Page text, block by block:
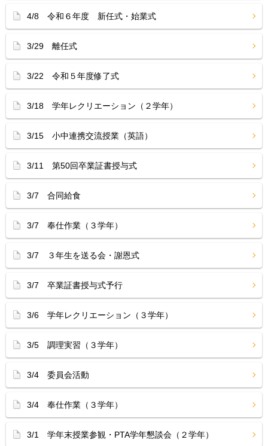
4/8 令和６年度 新任式・始業式
3/29 離任式
3/22 令和５年度修了式
3/18 学年レクリエーション（２学年）
3/15 小中連携交流授業（英語）
3/11 第50回卒業証書授与式
3/7 合同給食
3/7 奉仕作業（３学年）
3/7 ３年生を送る会・謝恩式
3/7 卒業証書授与式予行
3/6 学年レクリエーション（３学年）
3/5 調理実習（３学年）
3/4 委員会活動
3/4 奉仕作業（３学年）
3/1 学年末授業参観・PTA学年懇談会（２学年）